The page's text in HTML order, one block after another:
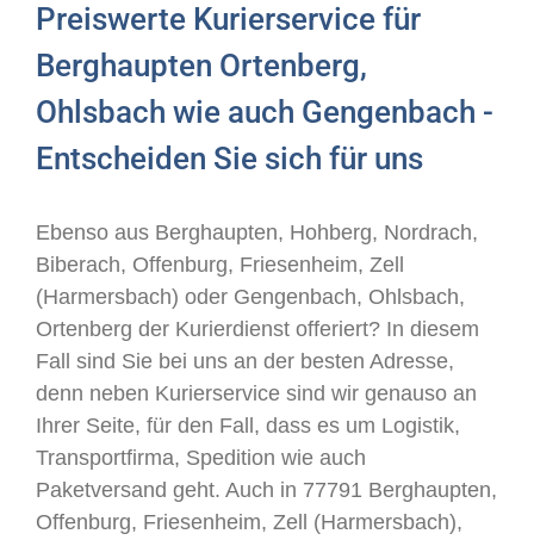
Preiswerte Kurierservice für
Berghaupten Ortenberg,
Ohlsbach wie auch Gengenbach -
Entscheiden Sie sich für uns
Ebenso aus Berghaupten, Hohberg, Nordrach,
Biberach, Offenburg, Friesenheim, Zell
(Harmersbach) oder Gengenbach, Ohlsbach,
Ortenberg der Kurierdienst offeriert? In diesem
Fall sind Sie bei uns an der besten Adresse,
denn neben Kurierservice sind wir genauso an
Ihrer Seite, für den Fall, dass es um Logistik,
Transportfirma, Spedition wie auch
Paketversand geht. Auch in 77791 Berghaupten,
Offenburg, Friesenheim, Zell (Harmersbach),